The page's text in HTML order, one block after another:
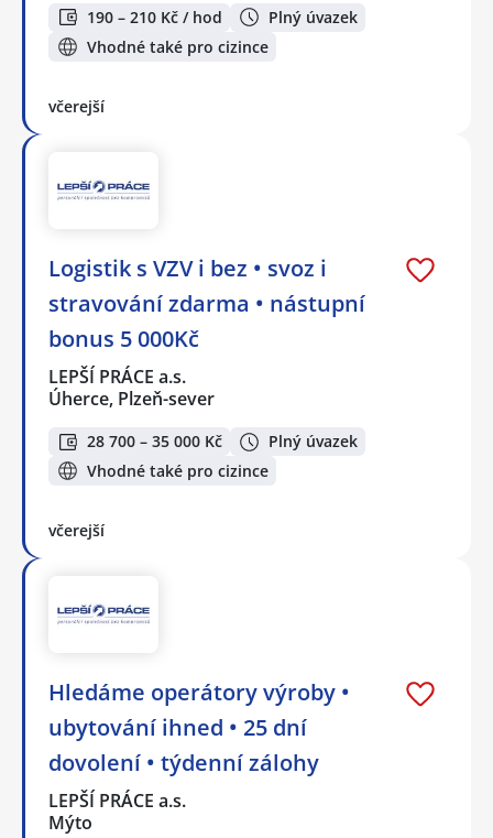
190 – 210 Kč / hod
Plný úvazek
Vhodné také pro cizince
včerejší
Logistik s VZV i bez • svoz i
stravování zdarma • nástupní
bonus 5 000Kč
LEPŠÍ PRÁCE a.s.
Úherce, Plzeň-sever
28 700 – 35 000 Kč
Plný úvazek
Vhodné také pro cizince
včerejší
Hledáme operátory výroby •
ubytování ihned • 25 dní
dovolení • týdenní zálohy
LEPŠÍ PRÁCE a.s.
Mýto